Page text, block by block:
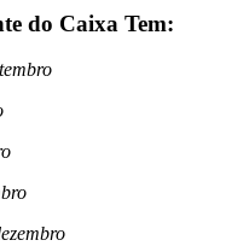
do Caixa Tem: